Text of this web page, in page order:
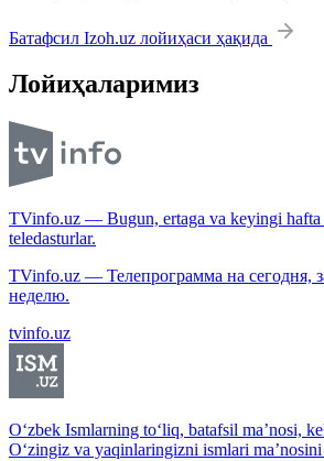
Батафсил Izoh.uz лойиҳаси ҳақида
Лойиҳаларимиз
TVinfo.uz — Bugun, ertaga va keyingi hafta
teledasturlar.
TVinfo.uz — Телепрограмма на сегодня,
неделю.
tvinfo.uz
O‘zbek Ismlarning to‘liq, batafsil ma’nosi,
O‘zingiz va yaqinlaringizni ismlari